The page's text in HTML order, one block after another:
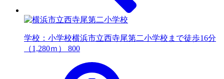
学校：小学校横浜市立西寺尾第二小学校まで徒歩16分
（1,280ｍ） 800